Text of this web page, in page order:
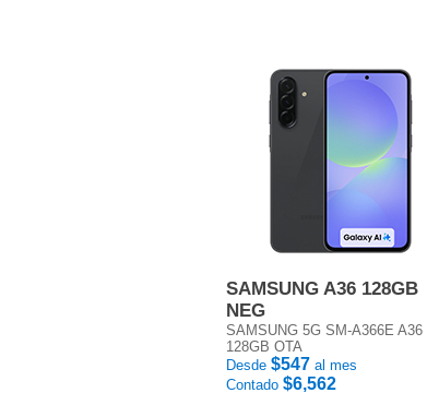
SAMSUNG A36 128GB
NEG
SAMSUNG 5G SM-A366E A36
128GB OTA
Desde $547 al mes
Contado $6,562